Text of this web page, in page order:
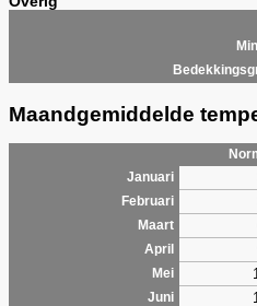
Maandgemiddelde
Januari
Februari
Maart
April
Mei
Juni